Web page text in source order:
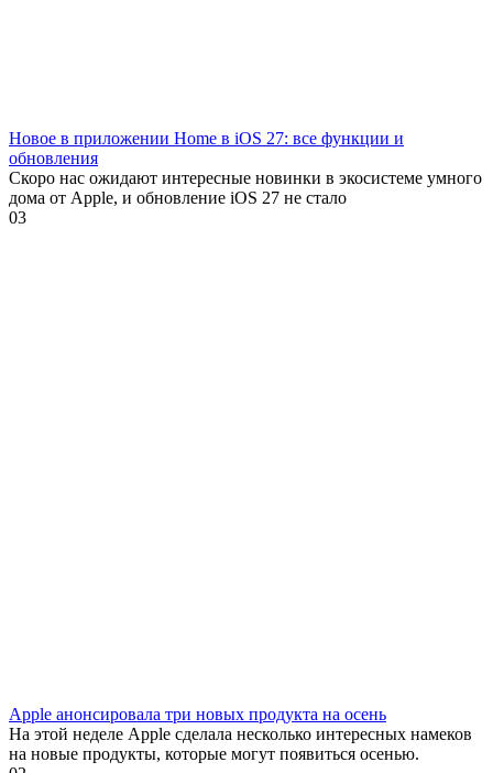
Новое в приложении Home в iOS 27: все функции и
обновления
Скоро нас ожидают интересные новинки в экосистеме умного
дома от Apple, и обновление iOS 27 не стало
03
Apple анонсировала три новых продукта на осень
На этой неделе Apple сделала несколько интересных намеков
на новые продукты, которые могут появиться осенью.